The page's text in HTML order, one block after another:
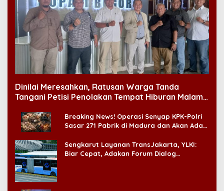
Dinilai Meresahkan, Ratusan Warga Tanda
Tangani Petisi Penolakan Tempat Hiburan Malam
Breaking News! Operasi Senyap KPK-Polri
Sasar 271 Pabrik di Madura dan Akan Ada
Sengkarut Layanan TransJakarta, YLKI:
Biar Cepat, Adakan Forum Dialog